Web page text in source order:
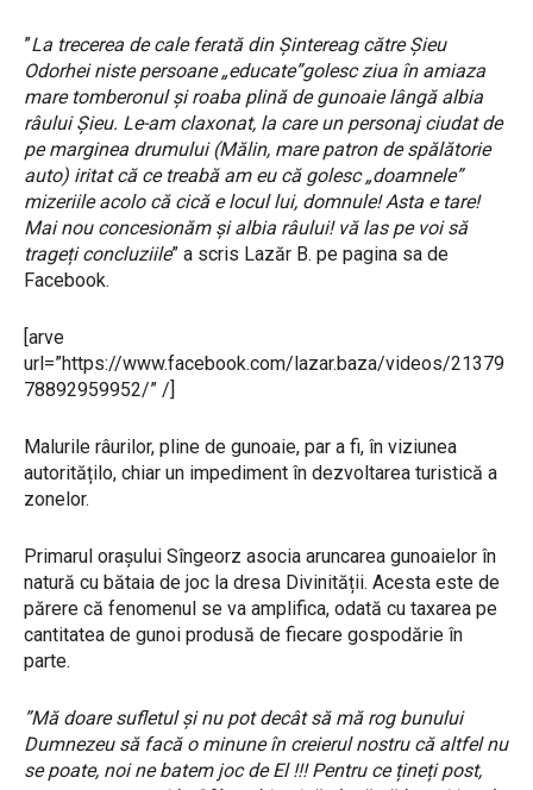
”La trecerea de cale ferată din Șintereag către Șieu
Odorhei niste persoane „educate”golesc ziua în amiaza
mare tomberonul și roaba plină de gunoaie lângă albia
râului Șieu. Le-am claxonat, la care un personaj ciudat de
pe marginea drumului (Mălin, mare patron de spălătorie
auto) iritat că ce treabă am eu că golesc „doamnele”
mizeriile acolo că cică e locul lui, domnule! Asta e tare!
Mai nou concesionăm și albia râului! vă las pe voi să
trageți concluziile” a scris Lazăr B. pe pagina sa de
Facebook.
[arve
url=”https://www.facebook.com/lazar.baza/videos/21379
78892959952/” /]
Malurile râurilor, pline de gunoaie, par a fi, în viziunea
autoritățilo, chiar un impediment în dezvoltarea turistică a
zonelor.
Primarul orașului Sîngeorz asocia aruncarea gunoaielor în
natură cu bătaia de joc la dresa Divinității. Acesta este de
părere că fenomenul se va amplifica, odată cu taxarea pe
cantitatea de gunoi produsă de fiecare gospodărie în
parte.
”Mă doare sufletul și nu pot decât să mă rog bunului
Dumnezeu să facă o minune în creierul nostru că altfel nu
se poate, noi ne batem joc de El !!! Pentru ce țineți post,